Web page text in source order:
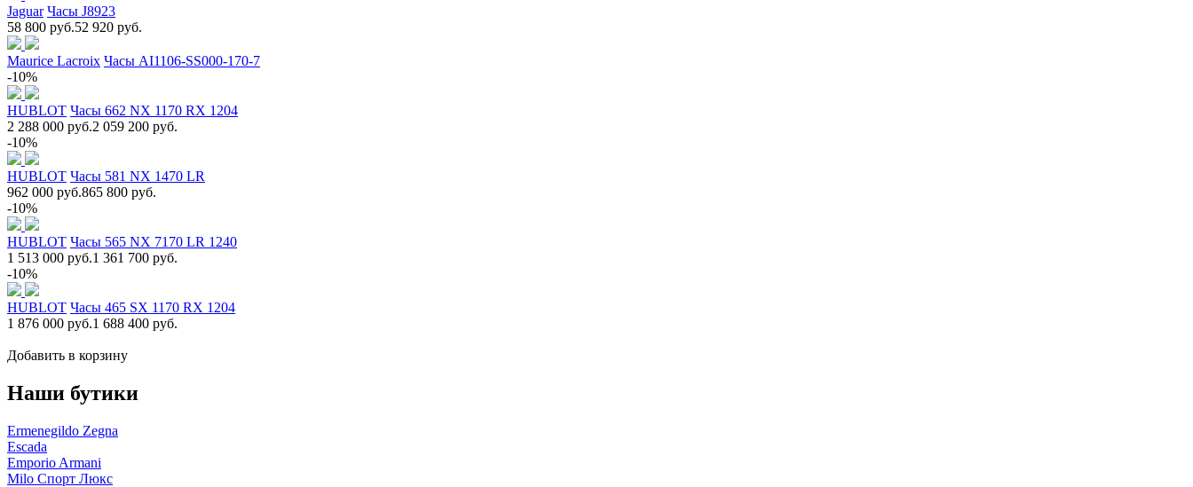
Jaguar Часы J8923
58 800 руб.52 920 руб.
Maurice Lacroix Часы AI1106-SS000-170-7
-10%
HUBLOT Часы 662 NX 1170 RX 1204
2 288 000 руб.2 059 200 руб.
-10%
HUBLOT Часы 581 NX 1470 LR
962 000 руб.865 800 руб.
-10%
HUBLOT Часы 565 NX 7170 LR 1240
1 513 000 руб.1 361 700 руб.
-10%
HUBLOT Часы 465 SX 1170 RX 1204
1 876 000 руб.1 688 400 руб.
Добавить в корзину
Наши бутики
Ermenegildo Zegna
Escada
Emporio Armani
Milo Спорт Люкс